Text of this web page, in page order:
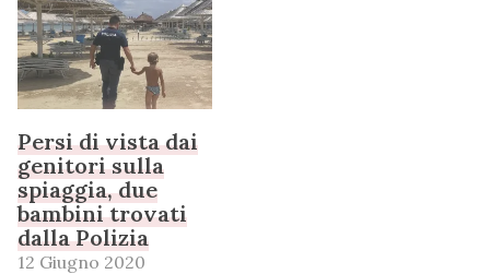
Persi di vista dai
genitori sulla
spiaggia, due
bambini trovati
dalla Polizia
12 Giugno 2020